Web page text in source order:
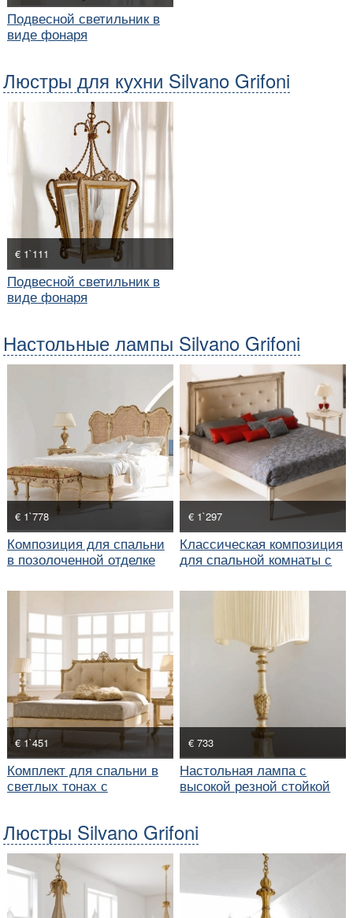
Подвесной светильник в
виде фонаря
Люстры для кухни Silvano Grifoni
€ 1`111
Подвесной светильник в
виде фонаря
Настольные лампы Silvano Grifoni
€ 1`778
Композиция для спальни
в позолоченной отделке
€ 1`297
Классическая композиция
для спальной комнаты с
€ 1`451
Комплект для спальни в
светлых тонах с
€ 733
Настольная лампа с
высокой резной стойкой
Люстры Silvano Grifoni